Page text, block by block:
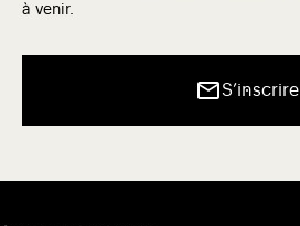
à venir.
S’inscrire